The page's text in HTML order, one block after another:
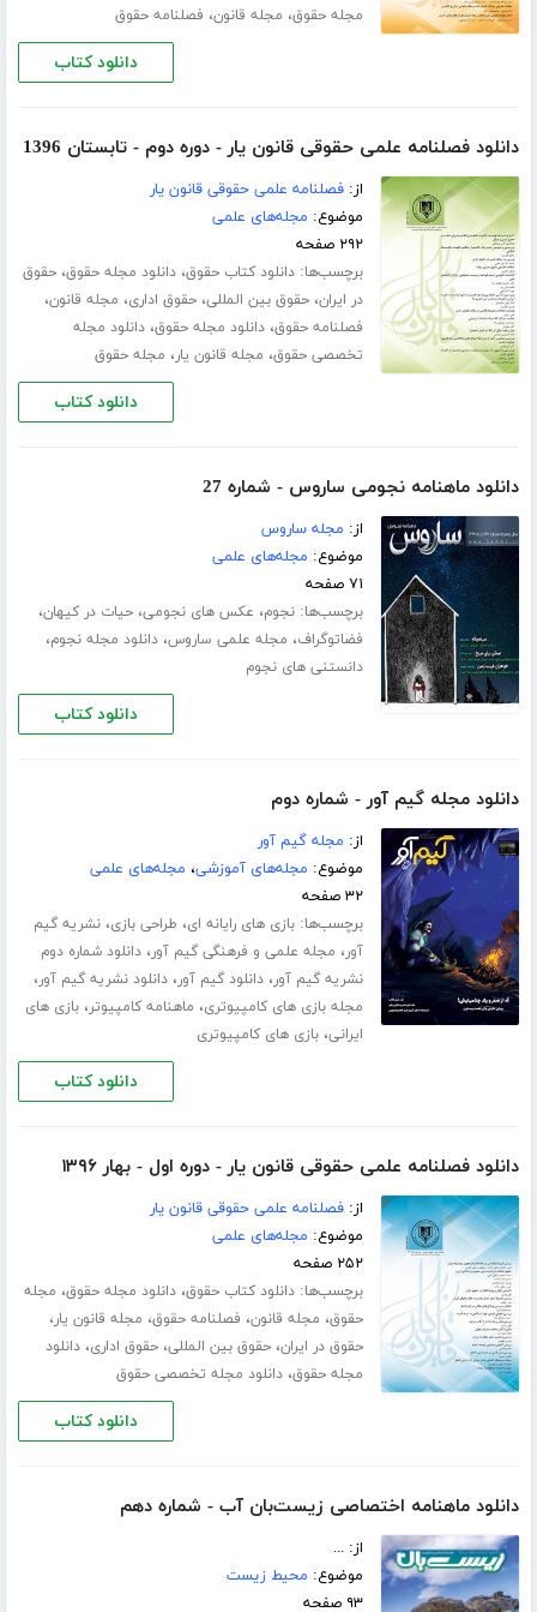
مجله حقوق، مجله قانون، فصلنامه حقوق
دانلود کتاب
دانلود فصلنامه علمی حقوقی قانون یار - دوره دوم - تابستان 1396
از:فصلنامه علمی حقوقی قانون یار
موضوع: مجله‌های علمی
۲۹۲ صفحه
برچسب‌ها:دانلود کتاب حقوق،دانلود مجله حقوق،حقوق
در ایران،حقوق بین المللی،حقوق اداری، مجله قانون،
فصلنامه حقوق،دانلود مجله حقوق،دانلود مجله
تخصصی حقوق، مجله قانون یار، مجله حقوق
دانلود کتاب
دانلود ماهنامه نجومی ساروس - شماره 27
از: مجله ساروس
موضوع: مجله‌های علمی
۷۱ صفحه
برچسب‌ها:نجوم، عکس های نجومی،حیات در کیهان،
فضاتوگراف، مجله علمی ساروس،دانلود مجله نجوم،
دانستنی های نجوم
دانلود کتاب
دانلود مجله گیم آور - شماره دوم
از: مجله گیم آور
موضوع: مجله‌های آموزشی، مجله‌های علمی
۳۲ صفحه
برچسب‌ها:بازی های رایانه ای، طراحی بازی،نشریه گیم
آور، مجله علمی و فرهنگی گیم آور،دانلود شماره دوم
نشریه گیم آور،دانلود گیم آور،دانلود نشریه گیم آور،
مجله بازی های کامپیوتری، ماهنامه کامپیوتر،بازی های
ایرانی،بازی های کامپیوتری
دانلود کتاب
دانلود فصلنامه علمی حقوقی قانون یار - دوره اول - بهار ۱۳۹۶
از:فصلنامه علمی حقوقی قانون یار
موضوع: مجله‌های علمی
۲۵۲ صفحه
برچسب‌ها:دانلود کتاب حقوق،دانلود مجله حقوق، مجله
حقوق، مجله قانون، فصلنامه حقوق، مجله قانون یار،
حقوق در ایران،حقوق بین المللی،حقوق اداری،دانلود
مجله حقوق،دانلود مجله تخصصی حقوق
دانلود کتاب
دانلود ماهنامه اختصاصی زیست‌بان آب - شماره دهم
از: ...
موضوع: محیط زیست
۹۳ صفحه